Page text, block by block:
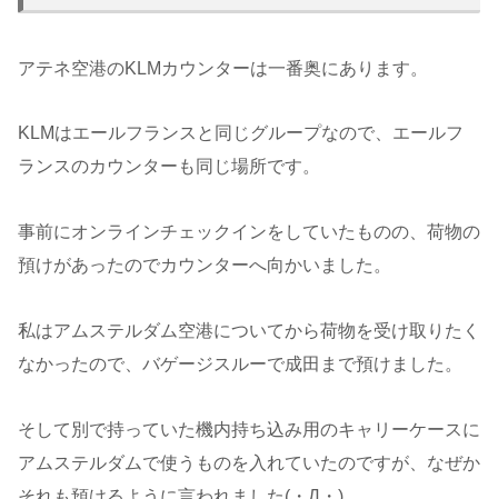
アテネ空港のKLMカウンターは一番奥にあります。
KLMはエールフランスと同じグループなので、エールフ
ランスのカウンターも同じ場所です。
事前にオンラインチェックインをしていたものの、荷物の
預けがあったのでカウンターへ向かいました。
私はアムステルダム空港についてから荷物を受け取りたく
なかったので、バゲージスルーで成田まで預けました。
そして別で持っていた機内持ち込み用のキャリーケースに
アムステルダムで使うものを入れていたのですが、なぜか